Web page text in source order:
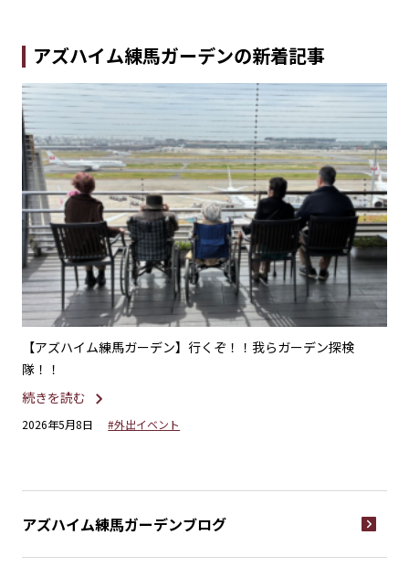
アズハイム練馬ガーデンの新着記事
【アズハイム練馬ガーデン】行くぞ！！我らガーデン探検
隊！！
続きを読む
2026年5月8日 #外出イベント
アズハイム練馬ガーデンブログ